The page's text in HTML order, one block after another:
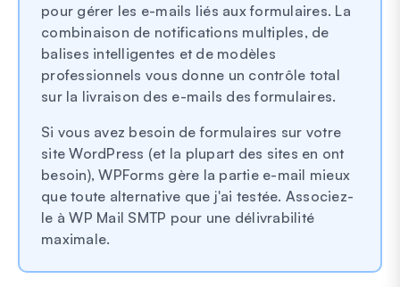
pour gérer les e-mails liés aux formulaires. La
combinaison de notifications multiples, de
balises intelligentes et de modèles
professionnels vous donne un contrôle total
sur la livraison des e-mails des formulaires.
Si vous avez besoin de formulaires sur votre
site WordPress (et la plupart des sites en ont
besoin), WPForms gère la partie e-mail mieux
que toute alternative que j'ai testée. Associez-
le à WP Mail SMTP pour une délivrabilité
maximale.